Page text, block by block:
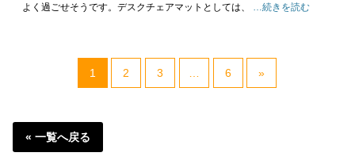
よく過ごせそうです。デスクチェアマットとしては、 …続きを読む
1 2 3 … 6 »
« 一覧へ戻る